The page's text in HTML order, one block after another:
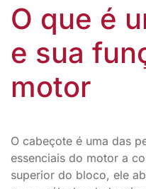
O que é
e sua
motor
O cabeçote é uma das
essenciais do motor a
superior do bloco, ele